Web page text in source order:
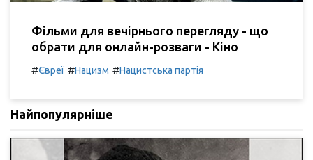
Фільми для вечірнього перегляду - що
обрати для онлайн-розваги - Кіно
#Євреї #Нацизм #Нацистська партія
Найпопулярніше